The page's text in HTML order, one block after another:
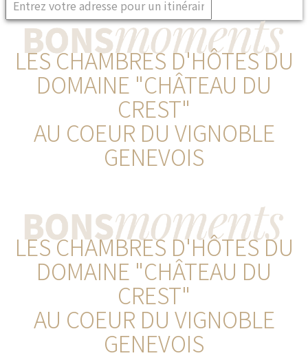
LES CHAMBRES D'HÔTES DU
DOMAINE "CHÂTEAU DU
CREST"
AU COEUR DU VIGNOBLE
GENEVOIS
LES CHAMBRES D'HÔTES DU
DOMAINE "CHÂTEAU DU
CREST"
AU COEUR DU VIGNOBLE
GENEVOIS